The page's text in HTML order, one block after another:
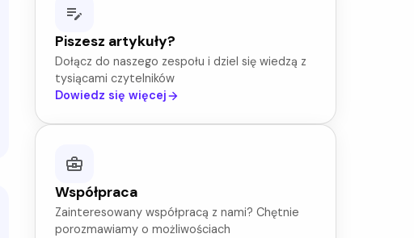
Piszesz artykuły?
Dołącz do naszego zespołu i dziel się wiedzą z
tysiącami czytelników
Dowiedz się więcej
Współpraca
Zainteresowany współpracą z nami? Chętnie
porozmawiamy o możliwościach